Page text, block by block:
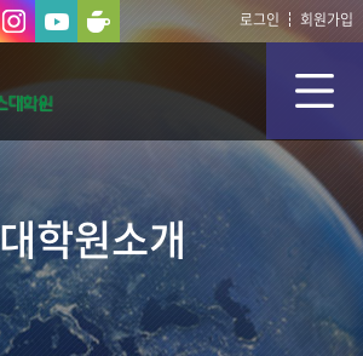
로그인 회원가입
대학원소개